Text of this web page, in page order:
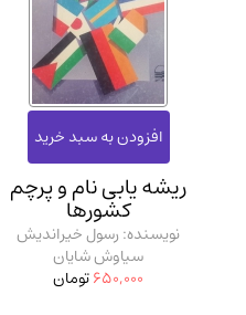
ریشه یابی نام و پرچم
کشورها
نویسنده: رسول خیراندیش
سیاوش شایان
650,000تومان